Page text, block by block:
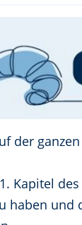
der
Kapitel
haben und